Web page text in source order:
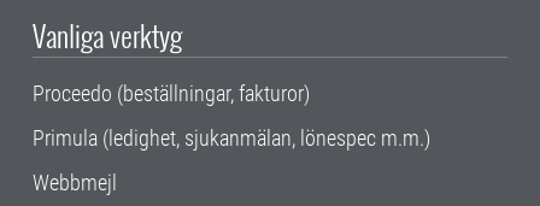
Vanliga verktyg
Proceedo (beställningar, fakturor)
Primula (ledighet, sjukanmälan, lönespec m.m.)
Webbmejl